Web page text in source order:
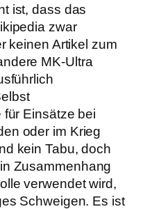
ist, dass das
zwar
keinen Artikel zum
MK-Ultra
für Einsätze bei
oder im Krieg
kein Tabu, doch
Zusammenhang
verwendet wird,
Schweigen. Es ist